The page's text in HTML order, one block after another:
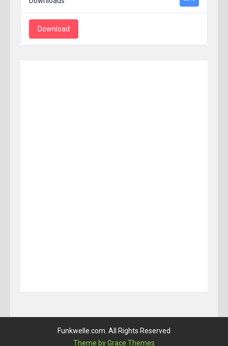
Download
Funkwelle.com. All Rights Reserved
Theme by Grace Themes